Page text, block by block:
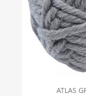
ATLAS